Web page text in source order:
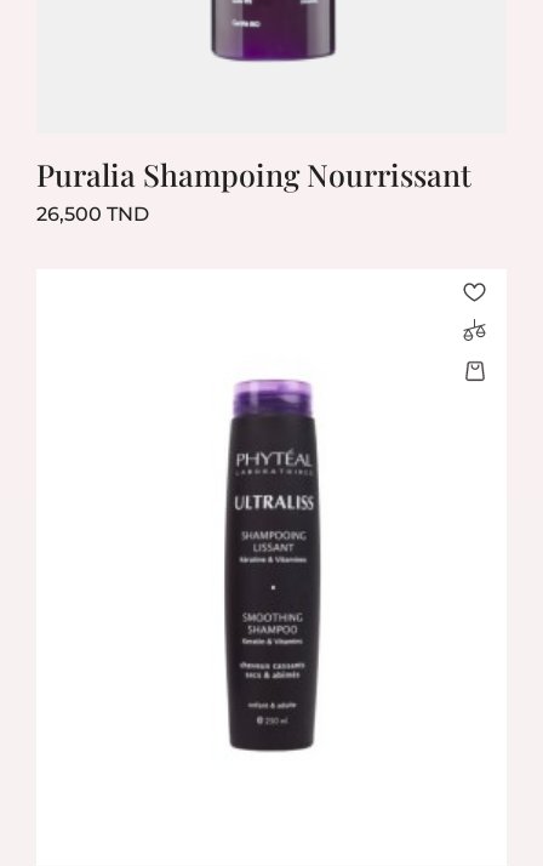
Puralia Shampoing Nourrissant
26,500 TNDPrix